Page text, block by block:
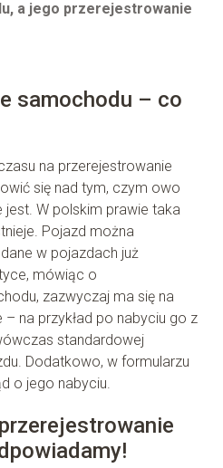
a jego przerejestrowanie
samochodu – co
na przerejestrowanie
się nad tym, czym owo
W polskim prawie taka
Pojazd można
w pojazdach już
mówiąc o
zazwyczaj ma się na
na przykład po nabyciu go z
standardowej
Dodatkowo, w formularzu
o jego nabyciu.